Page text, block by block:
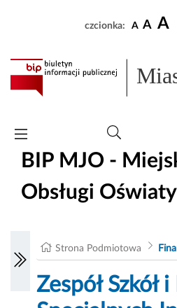
czcionka: A A A
BIP MJO -
Obsługi
Strona Podmiotowa
Zespół Szkół